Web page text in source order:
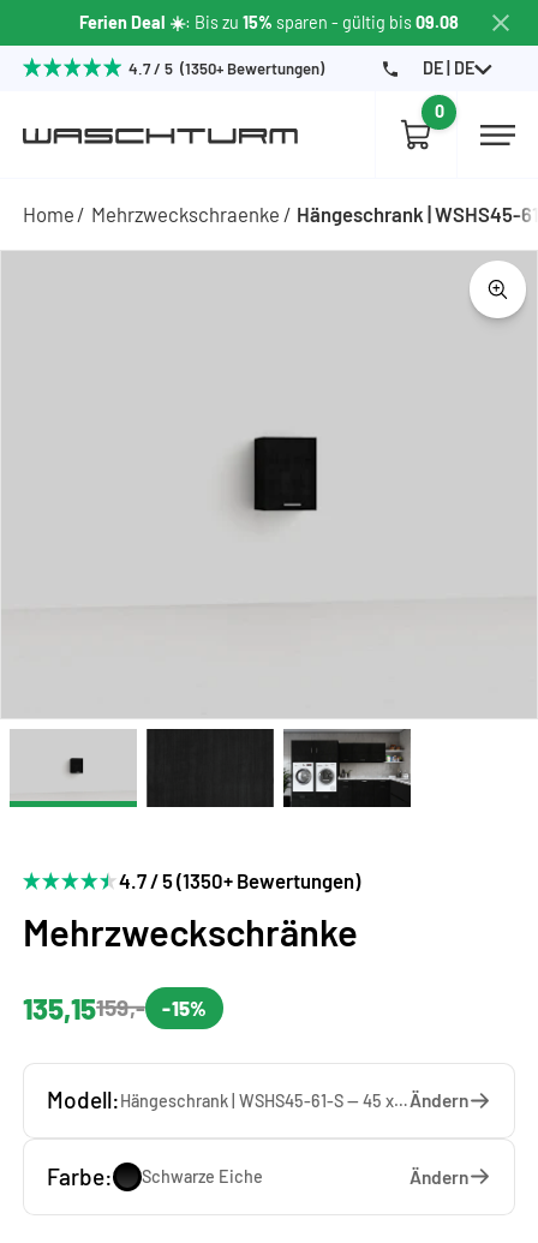
Ferien Deal ☀️: Bis zu 15% sparen - gültig bis09.08
4.7 / 5 (1350+ Bewertungen) DE | DE
0
Home Mehrzweckschraenke Hängeschrank | WSHS45-
4.7 / 5 (1350+ Bewertungen)
Mehrzweckschränke
135,15159,- -15%
Modell: Hängeschrank | WSHS45-61-S — 45 x 61 x 37 cmÄndern
Farbe: Schwarze Eiche Ändern